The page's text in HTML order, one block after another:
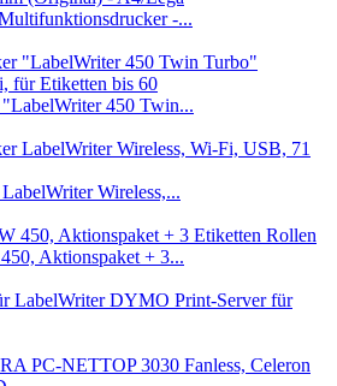
-...
450 Twin...
Wireless,...
Aktionspaket + 3...
DYMO Print-Server für